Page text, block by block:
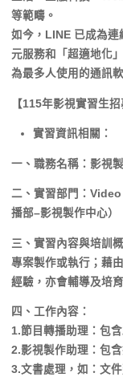
等範疇。
如今，LINE 已成為連
元服務和「超適地化
為最多人使用的通訊
【115年影視實習生招
實習資訊相關：
一、職務名稱：影視
二、實習部門：
播部–影視製作中心）
三、實習內容與培訓
專案製作或執行；藉
經驗，亦會輔導及培
四、工作內容：
1.節目轉播助理：包
2.影視製作助理：包
3.文書處理，如：文